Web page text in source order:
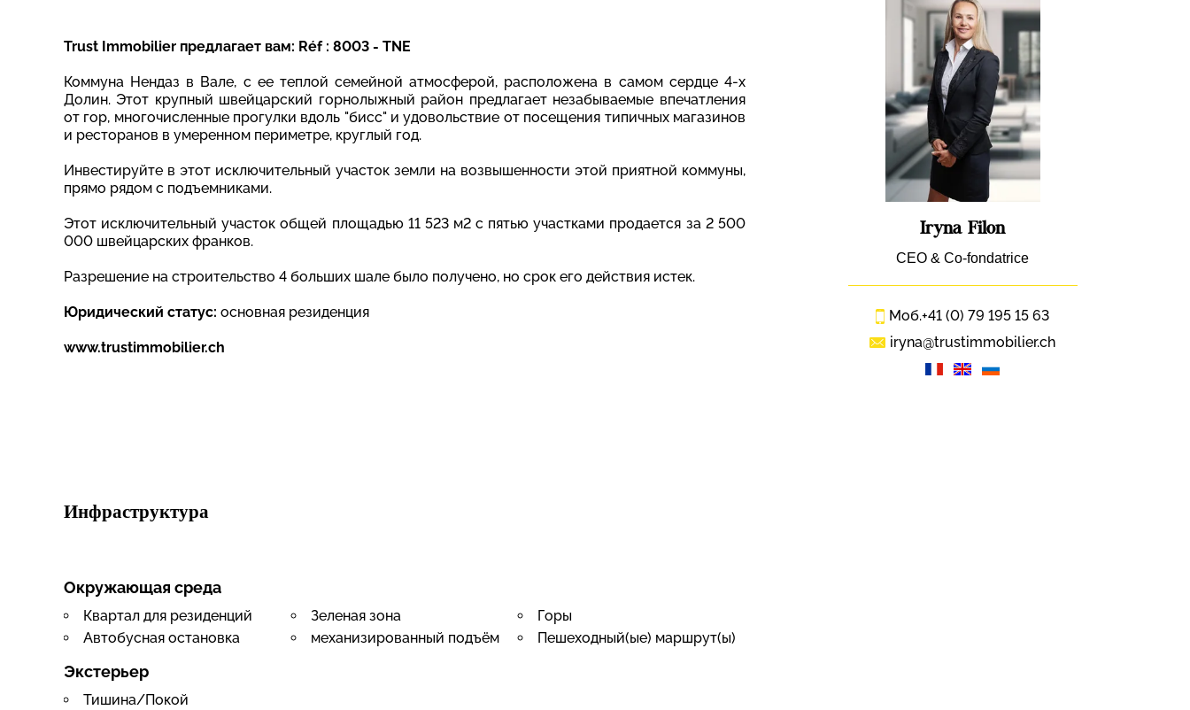
Trust Immobilier предлагает вам: Réf : 8003 - TNE
Коммуна Нендаз в Вале, с ее теплой семейной атмосферой, расположена в самом сердце 4-х
Долин. Этот крупный швейцарский горнолыжный район предлагает незабываемые впечатления
от гор, многочисленные прогулки вдоль "бисс" и удовольствие от посещения типичных магазинов
и ресторанов в умеренном периметре, круглый год.
Инвестируйте в этот исключительный участок земли на возвышенности этой приятной коммуны,
прямо рядом с подъемниками.
Этот исключительный участок общей площадью 11 523 м2 с пятью участками продается за 2 500
000 швейцарских франков.
Разрешение на строительство 4 больших шале было получено, но срок его действия истек.
Юридический статус: основная резиденция
www.trustimmobilier.ch
Инфраструктура
Окружающая среда
Квартал для резиденций Зеленая зона
Горы
Автобусная остановка
механизированный подъём Пешеходный(ые) маршрут(ы)
Экстерьер
Тишина/Покой
Iryna Filon
CEO & Co-fondatrice
Моб.+41 (0) 79 195 15 63
iryna@trustimmobilier.ch